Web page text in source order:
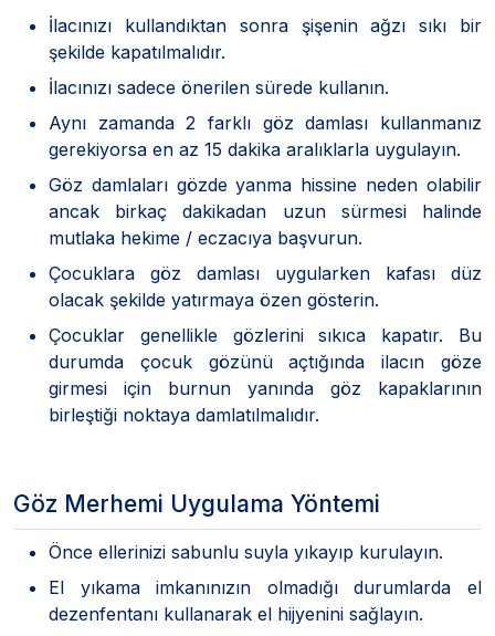
İlacınızı kullandıktan sonra şişenin ağzı sıkı bir
şekilde kapatılmalıdır.
İlacınızı sadece önerilen sürede kullanın.
Aynı zamanda 2 farklı göz damlası kullanmanız
gerekiyorsa en az 15 dakika aralıklarla uygulayın.
Göz damlaları gözde yanma hissine neden olabilir
ancak birkaç dakikadan uzun sürmesi halinde
mutlaka hekime / eczacıya başvurun.
Çocuklara göz damlası uygularken kafası düz
olacak şekilde yatırmaya özen gösterin.
Çocuklar genellikle gözlerini sıkıca kapatır. Bu
durumda çocuk gözünü açtığında ilacın göze
girmesi için burnun yanında göz kapaklarının
birleştiği noktaya damlatılmalıdır.
Göz Merhemi Uygulama Yöntemi
Önce ellerinizi sabunlu suyla yıkayıp kurulayın.
El yıkama imkanınızın olmadığı durumlarda el
dezenfentanı kullanarak el hijyenini sağlayın.